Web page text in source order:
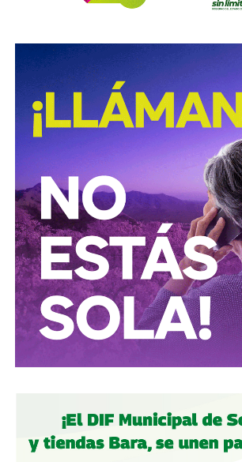
El caso de Osvaldo Ardiles relató el
después de la invasión jugó la semifinal
contra el Leicester City: la afición rival lo
toque del balón.
En las Falkland,su primo José Ardiles
desempeñaba como piloto de caza, y
en combate
sobre las islas semanas
primer piloto argentino en caer en la
Inglaterra sin saber cuándo volvería,
reflejo de la relación directa que
las secuelas de las Malvinas.
La derrota en la guerra fue
pueblo que, similar a lo que
de 1978, recurrió al futbol para
la actualidad nacional le quitaba